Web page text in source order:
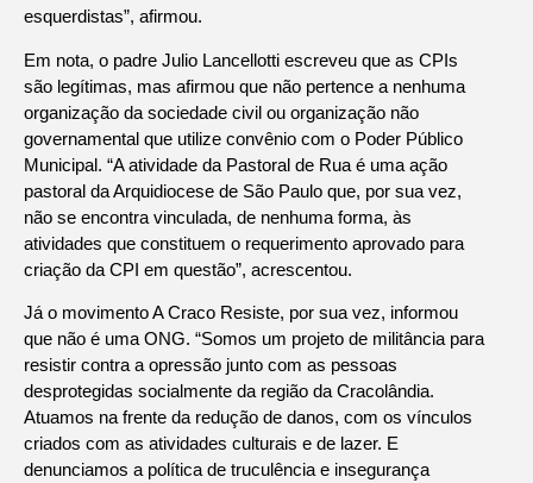
esquerdistas”, afirmou.
Em nota, o padre Julio Lancellotti escreveu que as CPIs
são legítimas, mas afirmou que não pertence a nenhuma
organização da sociedade civil ou organização não
governamental que utilize convênio com o Poder Público
Municipal. “A atividade da Pastoral de Rua é uma ação
pastoral da Arquidiocese de São Paulo que, por sua vez,
não se encontra vinculada, de nenhuma forma, às
atividades que constituem o requerimento aprovado para
criação da CPI em questão”, acrescentou.
Já o movimento A Craco Resiste, por sua vez, informou
que não é uma ONG. “Somos um projeto de militância para
resistir contra a opressão junto com as pessoas
desprotegidas socialmente da região da Cracolândia.
Atuamos na frente da redução de danos, com os vínculos
criados com as atividades culturais e de lazer. E
denunciamos a política de truculência e insegurança